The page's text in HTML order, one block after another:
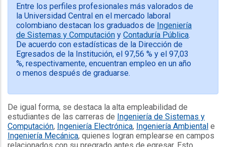
Entre los perfiles profesionales más valorados de
la Universidad Central en el mercado laboral
colombiano destacan los graduados de Ingeniería
de Sistemas y Computación y Contaduría Pública.
De acuerdo con estadísticas de la Dirección de
Egresados de la Institución, el 97,56 % y el 97,03
%, respectivamente, encuentran empleo en un año
o menos después de graduarse.
De igual forma, se destaca la alta empleabilidad de
estudiantes de las carreras de Ingeniería de Sistemas y
Computación, Ingeniería Electrónica, Ingeniería Ambiental e
Ingeniería Mecánica, quienes logran emplearse en campos